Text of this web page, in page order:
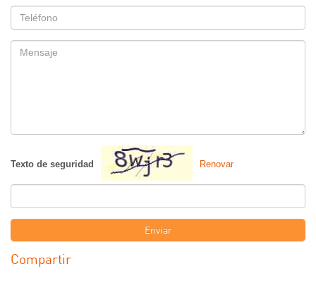
Telefono
Mensaje
Texto de seguridad Renovar
Enviar
Compartir